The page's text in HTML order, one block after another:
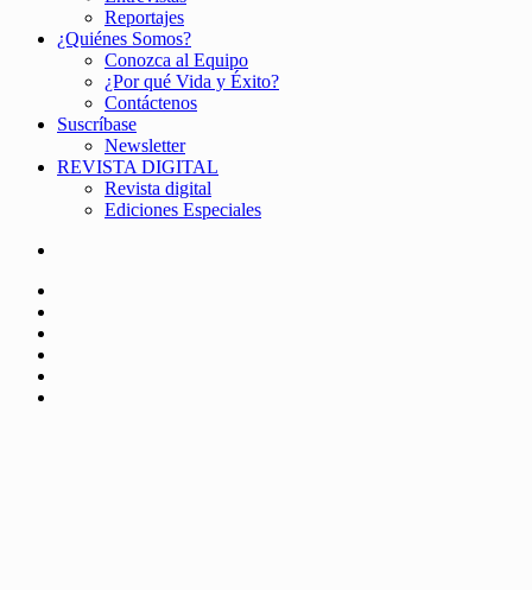
Reportajes
¿Quiénes Somos?
Conozca al Equipo
¿Por qué Vida y Éxito?
Contáctenos
Suscríbase
Newsletter
REVISTA DIGITAL
Revista digital
Ediciones Especiales